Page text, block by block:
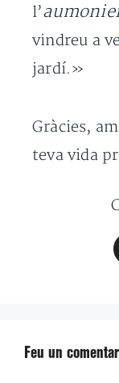
l’
vindreu a
jardí.»
Gràcies,
teva vida
Feu un